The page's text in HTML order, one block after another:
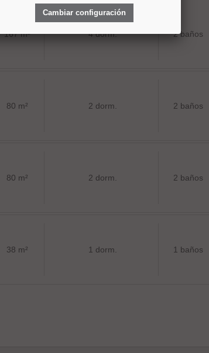
167 m² 4 dorm. 2 baños
80 m² 2 dorm. 2 baños
80 m² 2 dorm. 2 baños
38 m² 1 dorm. 1 baños
Cambiar configuración